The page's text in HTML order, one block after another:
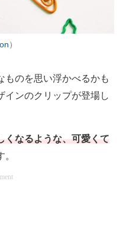
）
のを思い浮かべるかも
インのクリップが登場し
くなるような、可愛くて